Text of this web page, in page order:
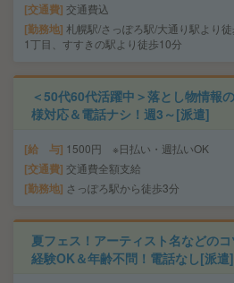
交通費 交通費込
勤務地 札幌駅/さっぽろ駅/大通り駅より
1丁目、すすきの駅より徒歩10分
＜50代60代活躍中＞落とし物情報
様対応＆電話ナシ！週3～[派遣]
給 与 1500円 ※日払い・週払いOK
交通費 交通費全額支給
勤務地 さっぽろ駅から徒歩3分
夏フェス！アーティスト名などの
経験OK＆年齢不問！電話なし[派遣]